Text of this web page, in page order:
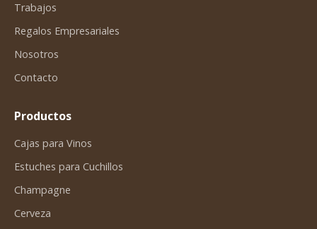
Trabajos
Regalos Empresariales
Nosotros
Contacto
Productos
Cajas para Vinos
Estuches para Cuchillos
Champagne
Cerveza